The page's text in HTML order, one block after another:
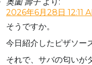
2026年6月28日 12:11
そうですか。
今日紹介したピザソー
それで、サバの匂いが